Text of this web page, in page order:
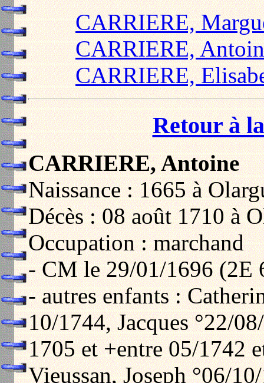
CARRIERE,
CARRIERE,
CARRIERE,
Retour à
CARRIERE, Antoine
Naissance : 1665 à
Décès : 08 août 1710 à
Occupation : marchand
- CM le 29/01/1696 (2E
- autres enfants :
10/1744, Jacques °22/08/
1705 et +entre 05/1742
Vieussan, Joseph °06/